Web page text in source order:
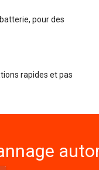
pour des
rapides et pas